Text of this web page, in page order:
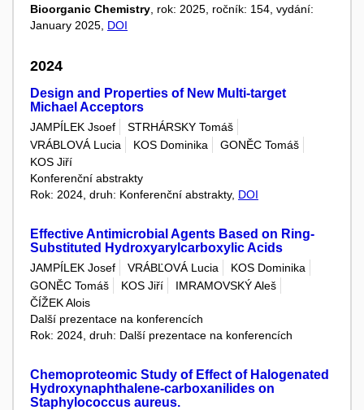
Bioorganic Chemistry , rok: 2025, ročník: 154, vydání:
January 2025, DOI
2024
Design and Properties of New Multi-target
Michael Acceptors
JAMPÍLEK Jsoef
STRHÁRSKY Tomáš
VRÁBLOVÁ Lucia
KOS Dominika
GONĚC Tomáš
KOS Jiří
Konferenční abstrakty
Rok: 2024, druh: Konferenční abstrakty, DOI
Effective Antimicrobial Agents Based on Ring-
Substituted Hydroxyarylcarboxylic Acids
JAMPÍLEK Josef VRÁBĽOVÁ Lucia
KOS Dominika
GONĚC Tomáš
KOS Jiří
IMRAMOVSKÝ Aleš
ČÍŽEK Alois
Další prezentace na konferencích
Rok: 2024, druh: Další prezentace na konferencích
Chemoproteomic Study of Effect of Halogenated
Hydroxynaphthalene-carboxanilides on
Staphylococcus aureus.